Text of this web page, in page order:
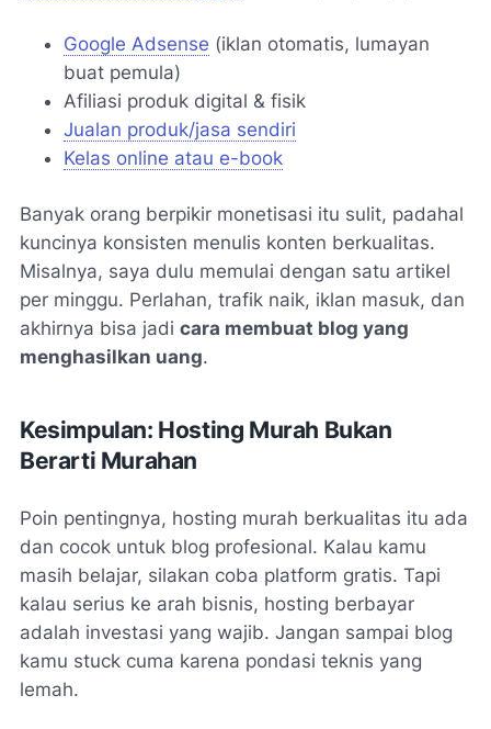
Google Adsense (iklan otomatis, lumayan
buat pemula)
Afiliasi produk digital & fisik
Jualan produk/jasa sendiri
Kelas online atau e-book
Banyak orang berpikir monetisasi itu sulit, padahal
kuncinya konsisten menulis konten berkualitas.
Misalnya, saya dulu memulai dengan satu artikel
per minggu. Perlahan, trafik naik, iklan masuk, dan
akhirnya bisa jadi cara membuat blog yang
menghasilkan uang.
Kesimpulan: Hosting Murah Bukan
Berarti Murahan
Poin pentingnya, hosting murah berkualitas itu ada
dan cocok untuk blog profesional. Kalau kamu
masih belajar, silakan coba platform gratis. Tapi
kalau serius ke arah bisnis, hosting berbayar
adalah investasi yang wajib. Jangan sampai blog
kamu stuck cuma karena pondasi teknis yang
lemah.